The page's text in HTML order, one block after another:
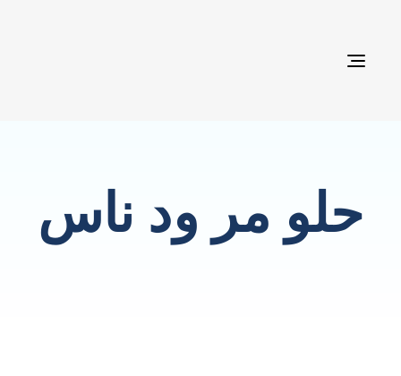
حلو مر ود ناس